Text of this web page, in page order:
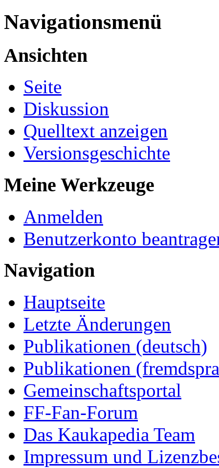
Navigationsmenü
Ansichten
Seite
Diskussion
Quelltext anzeigen
Versionsgeschichte
Meine Werkzeuge
Anmelden
Benutzerkonto
Navigation
Hauptseite
Letzte Änderungen
Publikationen (deutsch)
Publikationen
Gemeinschaftsportal
FF-Fan-Forum
Das Kaukapedia Team
Impressum und